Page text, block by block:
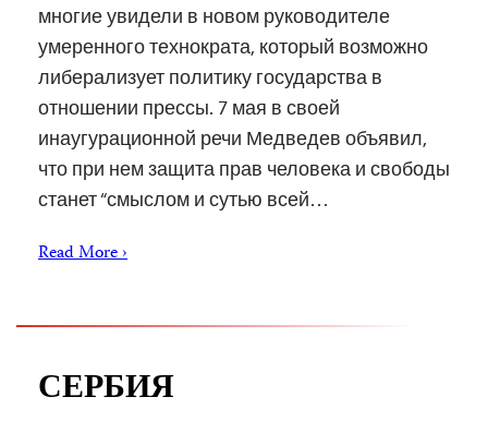
многие увидели в новом руководителе
умеренного технократа, который возможно
либерализует политику государства в
отношении прессы. 7 мая в своей
инаугурационной речи Медведев объявил,
что при нем защита прав человека и свободы
станет “смыслом и сутью всей…
Read More ›
СЕРБИЯ